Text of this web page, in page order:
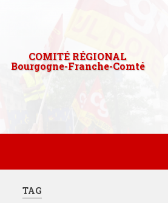
COMITÉ RÉGIONAL
Bourgogne-Franche-Comté
TAG